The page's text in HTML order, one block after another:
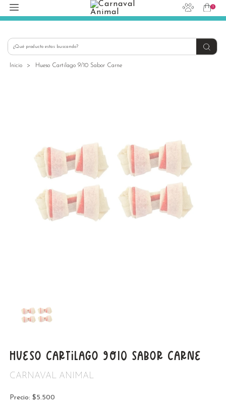
+56939145030
1
Inicio > Hueso Cartilago 9/10 Sabor Carne
HUESO CARTILAGO 9/10 SABOR CARNE
CARNAVAL ANIMAL
Precio: $5.500